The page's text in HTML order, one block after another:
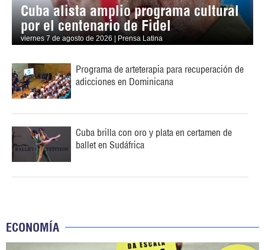
Cuba alista amplio programa cultural
por el centenario de Fidel
viernes 7 de agosto de 2026 | Prensa Latina
Programa de arteterapia para recuperación de
adicciones en Dominicana
Cuba brilla con oro y plata en certamen de
ballet en Sudáfrica
ECONOMÍA